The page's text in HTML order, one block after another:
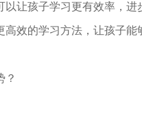
让孩子学习更有效率，
效的学习方法，让孩子